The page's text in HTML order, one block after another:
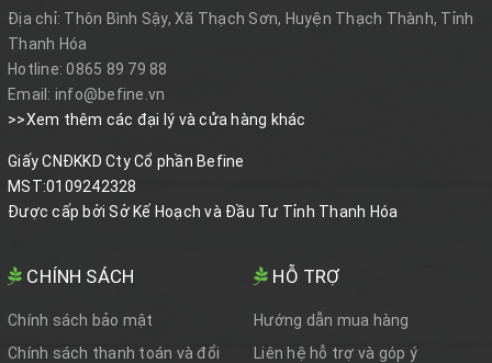
Địa chỉ: Thôn Bình Sậy, Xã Thạch Sơn, Huyện Thạch Thành, Tỉnh
Thanh Hóa
Hotline: 0865 89 79 88
Email: info@befine.vn
>>Xem thêm các đại lý và cửa hàng khác
Giấy CNĐKKD Cty Cổ phần Befine
MST:0109242328
Được cấp bởi Sở Kế Hoạch và Đầu Tư Tỉnh Thanh Hóa
CHÍNH SÁCH
Chính sách bảo mật
Chính sách thanh toán và đổi
HỖ TRỢ
Hướng dẫn mua hàng
Liên hệ hỗ trợ và góp ý